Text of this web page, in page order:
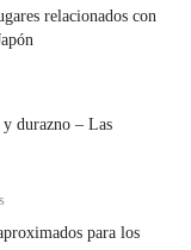
relacionados con
durazno – Las
para los